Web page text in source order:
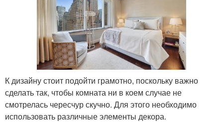
К дизайну стоит подойти грамотно, поскольку важно
сделать так, чтобы комната ни в коем случае не
смотрелась чересчур скучно. Для этого необходимо
использовать различные элементы декора.